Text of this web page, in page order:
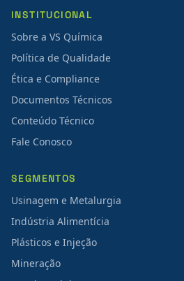
INSTITUCIONAL
Sobre a VS Química
Política de Qualidade
Ética e Compliance
Documentos Técnicos
Conteúdo Técnico
Fale Conosco
SEGMENTOS
Usinagem e Metalurgia
Indústria Alimentícia
Plásticos e Injeção
Mineração